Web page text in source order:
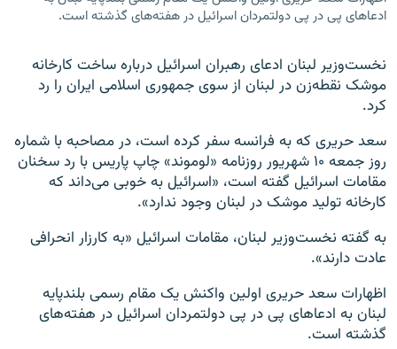
زبان‌های دیگر
ادعاهای پی در پی دولتمردان اسرائیل در هفته‌های گذشته است.
نخست‌وزیر لبنان ادعای رهبران اسرائیل درباره ساخت کارخانه
موشک نقطه‌زن در لبنان از سوی جمهوری اسلامی ایران را رد
کرد.
سعد حریری که به فرانسه سفر کرده است، در مصاحبه با شماره
روز جمعه ۱۰ شهریور روزنامه «لوموند» چاپ پاریس با رد سخنان
مقامات اسرائیل گفته است، «اسرائیل به خوبی می‌داند که
کارخانه تولید موشک در لبنان وجود ندارد».
به گفته نخست‌وزیر لبنان، مقامات اسرائیل «به کارزار انحرافی
عادت دارند».
اظهارات سعد حریری اولین واکنش یک مقام رسمی بلندپایه
لبنان به ادعاهای پی در پی دولتمردان اسرائیل در هفته‌های
گذشته است.